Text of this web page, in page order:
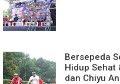
Bersepeda
Hidup Sehat
dan Chiyu